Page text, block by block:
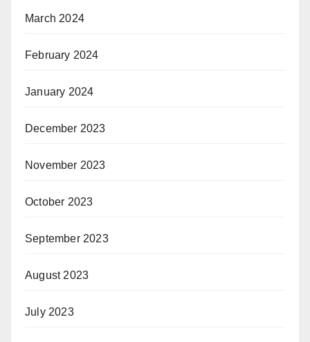
March 2024
February 2024
January 2024
December 2023
November 2023
October 2023
September 2023
August 2023
July 2023